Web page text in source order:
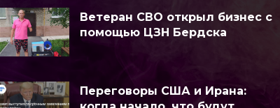
Ветеран СВО открыл бизнес с
помощью ЦЗН Бердска
Переговоры США и Ирана: